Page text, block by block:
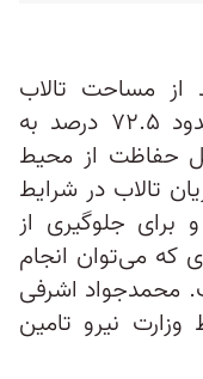
از مساحت تالاب
هورالعظیم کاهش یافت و از حدود ۷۲.۵ درصد به
حفاظت از محیط‌
تالاب در شرایط
جلوگیری از
که می‌توان انجام
محمدجواد اشرفی
نیرو تامین